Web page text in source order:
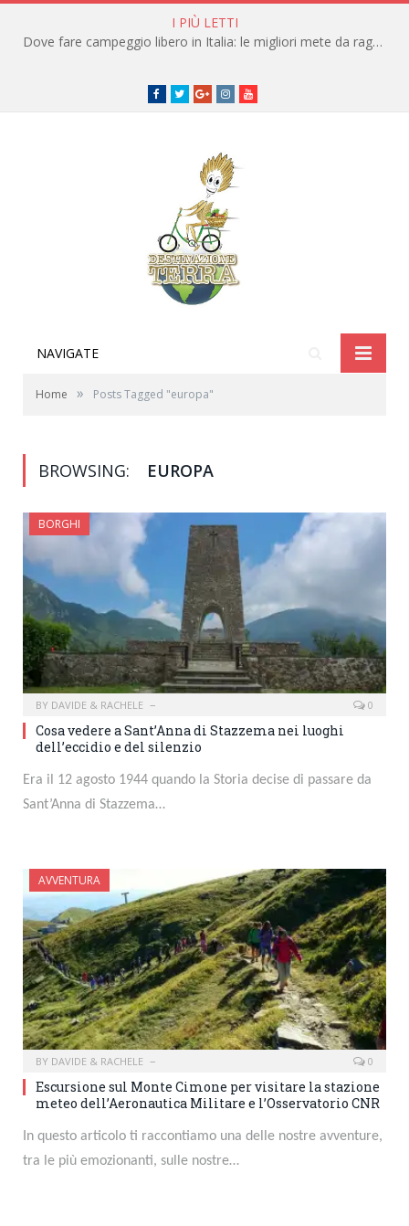
I PIÙ LETTI
Dove fare campeggio libero in Italia: le migliori mete da raggiungere in traghetto
Facebook
TwitterGoogle+instagramyoutube
NAVIGATE
Home » Posts Tagged "europa"
BROWSING: EUROPA
BORGHI
BY DAVIDE & RACHELE 0
Cosa vedere a Sant’Anna di Stazzema nei luoghi
dell’eccidio e del silenzio
Era il 12 agosto 1944 quando la Storia decise di passare da
Sant’Anna di Stazzema…
AVVENTURA
BY DAVIDE & RACHELE 0
Escursione sul Monte Cimone per visitare la stazione
meteo dell’Aeronautica Militare e l’Osservatorio CNR
In questo articolo ti raccontiamo una delle nostre avventure,
tra le più emozionanti, sulle nostre…